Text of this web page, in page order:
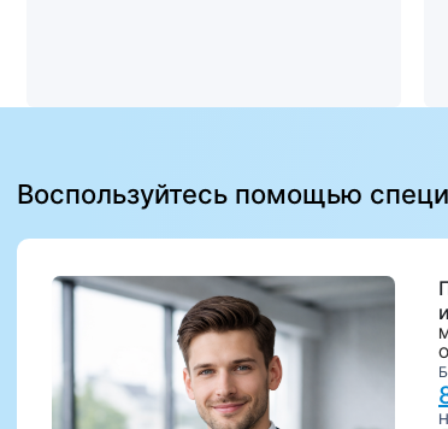
Воспользуйтесь помощью